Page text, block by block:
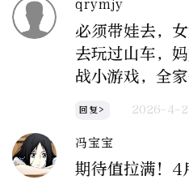
qrymjy
必须带娃去，
去玩过山车，
战小游戏，全
回复> 2026-4-
冯宝宝
期待值拉满！4